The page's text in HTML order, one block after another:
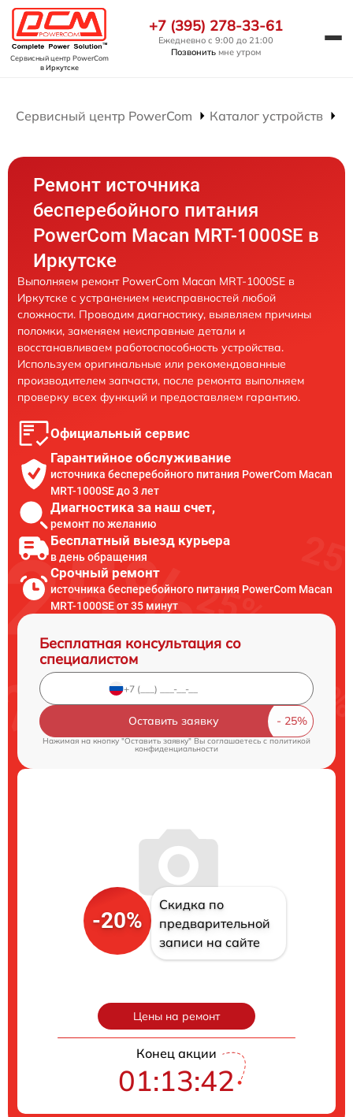
Сервисный центр PowerCom
в Иркутске
+7 (395) 278-33-61
Ежедневно с 9:00 до 21:00
Позвонить мне утром
Сервисный центр PowerCom Каталог устройств
Ремонт источника
бесперебойного питания
PowerCom Macan MRT-1000SE в
Иркутске
Выполняем ремонт PowerCom Macan MRT-1000SE в
Иркутске с устранением неисправностей любой
сложности. Проводим диагностику, выявляем причины
поломки, заменяем неисправные детали и
восстанавливаем работоспособность устройства.
Используем оригинальные или рекомендованные
производителем запчасти, после ремонта выполняем
проверку всех функций и предоставляем гарантию.
Официальный сервис
Гарантийное обслуживание
источника бесперебойного питания PowerCom Macan
MRT-1000SE до 3 лет
Диагностика за наш счет,
ремонт по желанию
Бесплатный выезд курьера
в день обращения
Срочный ремонт
источника бесперебойного питания PowerCom Macan
MRT-1000SE от 35 минут
Бесплатная консультация со
специалистом
Оставить заявку
Нажимая на кнопку "Оставить заявку" Вы соглашаетесь cполитикой
конфиденциальности
-20%
Скидка по
предварительной
записи на сайте
Цены на ремонт
Конец акции
01:13:41